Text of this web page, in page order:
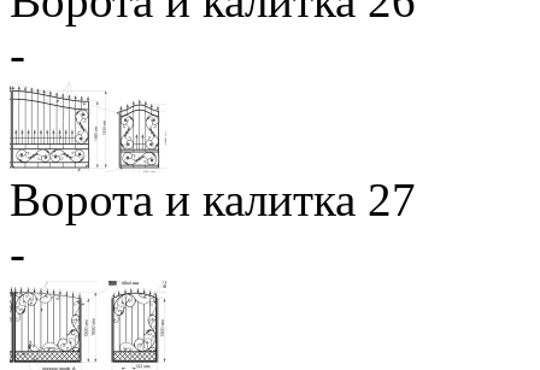
-
Ворота и калитка 27
-